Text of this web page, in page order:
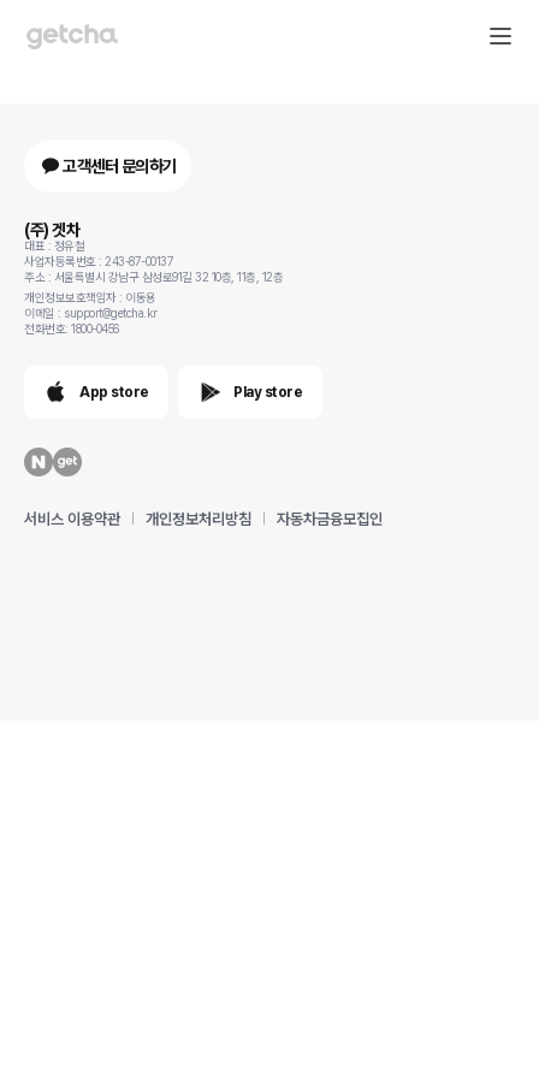
고객센터 문의하기
(주) 겟차
대표 : 정유철
사업자등록번호 : 243-87-00137
주소 : 서울특별시 강남구 삼성로91길 32 10층, 11층, 12층
개인정보보호책임자 : 이동용
이메일 : support@getcha.kr
전화번호: 1800-0456
App store Play store
서비스 이용약관 개인정보처리방침 자동차금융모집인